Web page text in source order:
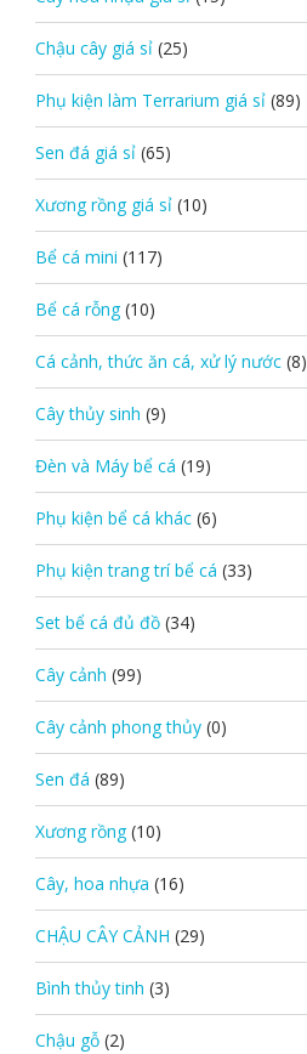
Chậu cây giá sỉ (25)
Phụ kiện làm Terrarium giá sỉ (89)
Sen đá giá sỉ (65)
Xương rồng giá sỉ (10)
Bể cá mini (117)
Bể cá rỗng (10)
Cá cảnh, thức ăn cá, xử lý nước (8)
Cây thủy sinh (9)
Đèn và Máy bể cá (19)
Phụ kiện bể cá khác (6)
Phụ kiện trang trí bể cá (33)
Set bể cá đủ đồ (34)
Cây cảnh (99)
Cây cảnh phong thủy (0)
Sen đá (89)
Xương rồng (10)
Cây, hoa nhựa (16)
CHẬU CÂY CẢNH (29)
Bình thủy tinh (3)
Chậu gỗ (2)